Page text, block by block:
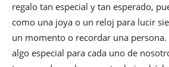
regalo tan especial y tan esperado,
como una joya o un reloj para lucir
un momento o recordar una persona.
algo especial para cada uno de